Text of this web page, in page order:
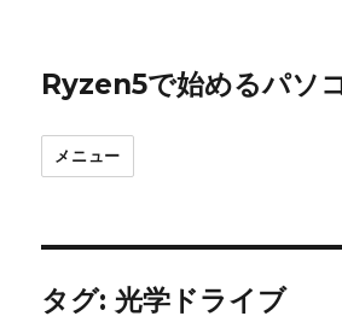
Ryzen5で始めるパソ
メニュー
タグ:光学ドライブ